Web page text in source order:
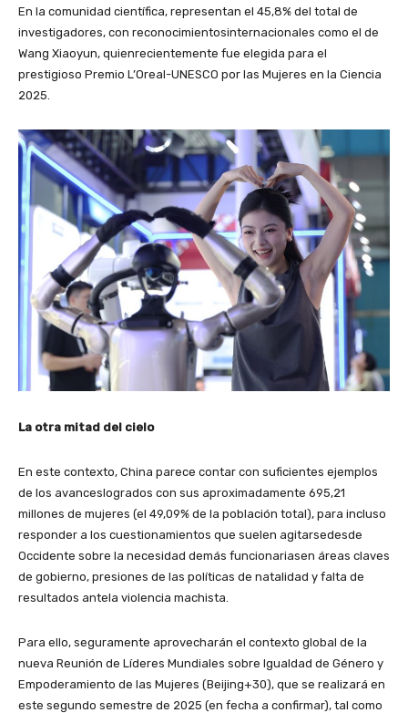
En la comunidad científica, representan el 45,8% del total de
investigadores, con reconocimientosinternacionales como el de
Wang Xiaoyun, quienrecientemente fue elegida para el
prestigioso Premio L’Oreal-UNESCO por las Mujeres en la Ciencia
2025.
La otra mitad del cielo
En este contexto, China parece contar con suficientes ejemplos
de los avanceslogrados con sus aproximadamente 695,21
millones de mujeres (el 49,09% de la población total), para incluso
responder a los cuestionamientos que suelen agitarsedesde
Occidente sobre la necesidad demás funcionariasen áreas claves
de gobierno, presiones de las políticas de natalidad y falta de
resultados antela violencia machista.
Para ello, seguramente aprovecharán el contexto global de la
nueva Reunión de Líderes Mundiales sobre Igualdad de Género y
Empoderamiento de las Mujeres (Beijing+30), que se realizará en
este segundo semestre de 2025 (en fecha a confirmar), tal como